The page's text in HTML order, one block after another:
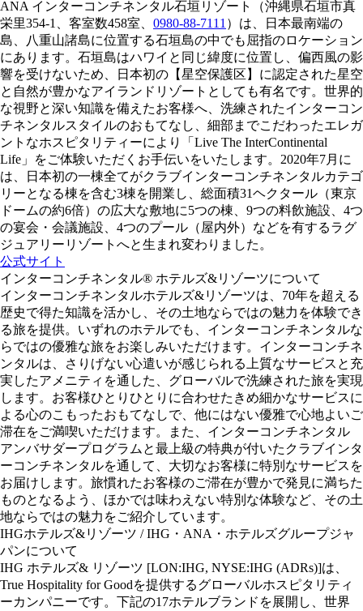
ANA インターコンチネンタル石垣リゾート（沖縄県石垣市真
栄里354-1、客室数458室、 0980-88-7111 ）は、日本最南端の
島、八重山諸島に位置する石垣島の中でも屈指のロケーション
にあります。石垣島はハワイと同じ緯度に位置し、偏西風の影
響を受けないため、日本初の【星空保護区】に認定された星空
と自然が豊かなアイランドリゾートとしても有名です。世界的
な視野と深い知識を備えたお客様へ、洗練されたインターコン
チネンタルスタイルのおもてなし、細部までこだわったエレガ
ントなホスピタリティーにより「Live The InterContinental
Life」をご体験いただくお手伝いをいたします。2020年7月に
は、日本初の一棟全てがクラブインターコンチネンタルカテゴ
リーとなる棟を含む3棟を開業し、総面積31ヘクタール（東京
ドームの約6倍）の広大な敷地に5つの棟、9つの料飲施設、4つ
の宴会・会議施設、4つのプール（屋内外）などを有するラグ
ジュアリーリゾートへと生まれ変わりました。
公式サイト
インターコンチネンタル® ホテルズ&リゾーツについて
インターコンチネンタルホテルズ&リゾーツは、70年を超える
歴史で得た知識を活かし、その土地ならではの魅力を体験でき
る旅を提供。いずれのホテルでも、インターコンチネンタルな
らではの優雅な旅をお楽しみいただけます。インターコンチネ
ンタルは、さりげない心遣いが感じられる上質なサービスと充
実したアメニティを通した、グローバルで洗練された旅を実現
します。お客様ひとりひとりに合わせたきめ細かなサービスに
よる心のこもったおもてなしで、他にはない優雅で心地よいご
滞在をご満喫いただけます。また、インターコンチネンタル
アンバサダープログラムと最上級の特典が付いたクラブインタ
ーコンチネンタルを通して、大切なお客様に特別なサービスを
お届けします。旅慣れたお客様のご滞在が豊かで発見に満ちた
ものとなるよう、ほかでは味わえない特別な体験など、その土
地ならではの魅力をご紹介しています。
IHGホテルズ&リゾーツ / IHG・ANA・ホテルズグループジャ
パンについて
IHG ホテルズ& リゾーツ [LON:IHG, NYSE:IHG (ADRs)]は、
True Hospitality for Goodを提供するグローバルホスピタリティ
ーカンパニーです。下記の17ホテルブランドを展開し、世界